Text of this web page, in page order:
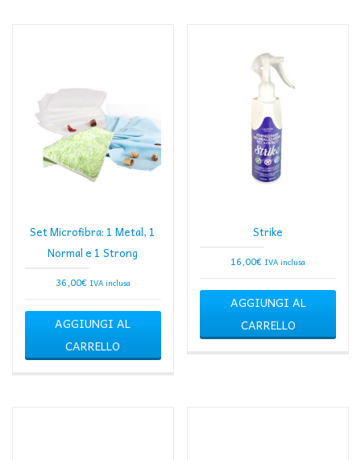
Set Microfibra: 1 Metal, 1
Normal e 1 Strong
36,00€ IVA inclusa
AGGIUNGI AL
CARRELLO
Strike
16,00€ IVA inclusa
AGGIUNGI AL
CARRELLO